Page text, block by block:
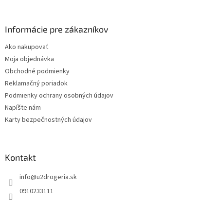
Informácie pre zákazníkov
Ako nakupovať
Moja objednávka
Obchodné podmienky
Reklamačný poriadok
Podmienky ochrany osobných údajov
Napíšte nám
Karty bezpečnostných údajov
Kontakt
info@u2drogeria.sk
0910233111